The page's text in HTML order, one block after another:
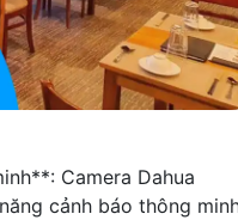
Camera Dahua
cảnh báo thông